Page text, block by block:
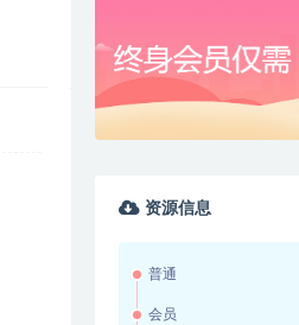
资源信息
普通
会员